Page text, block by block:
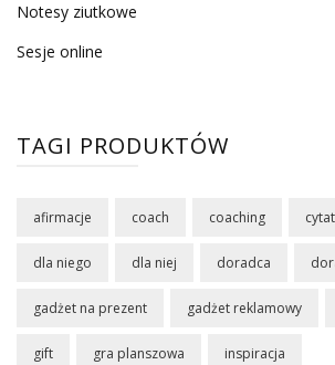
Notesy ziutkowe
Sesje online
TAGI PRODUKTÓW
afirmacje coach coaching cytat
dla niego dla niej doradca
gadżet na prezent gadżet reklamowy
gift gra planszowa inspiracja